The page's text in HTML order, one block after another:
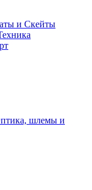
и Скейты
шлемы и